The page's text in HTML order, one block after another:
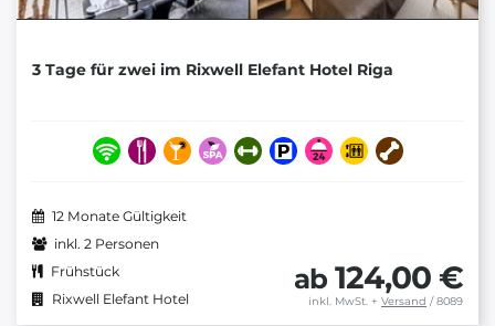
3 Tage für zwei im Rixwell Elefant Hotel Riga
12 Monate Gültigkeit
inkl. 2 Personen
Frühstück
Rixwell Elefant Hotel
ab 124,00 €
inkl. MwSt. + Versand / 8089